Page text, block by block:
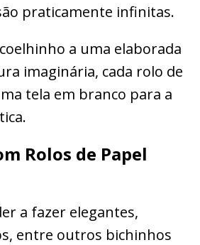
praticamente infinitas.
a uma elaborada
imaginária, cada rolo de
tela em branco para a
Rolos de Papel
a fazer elegantes,
entre outros bichinhos